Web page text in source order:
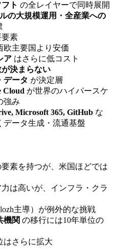
ト の全レイヤーで同時展開
の大規模運用・全産業への
要素
欧主要国より安価
ア はさらに低コスト
決まらない
データ が決定層
Cloud が世界のハイパースケ
強み
Microsoft 365, GitHub な
データ生成・流通基盤
素を持つが、米国ほどでは
は高いが、インフラ・クラ
主導）が例外的な挑戦
機関 の移行には10年単位の
はさらに拡大